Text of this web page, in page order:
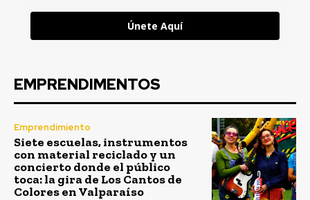
Únete Aquí
EMPRENDIMENTOS
Emprendimiento
Siete escuelas, instrumentos
con material reciclado y un
concierto donde el público
toca: la gira de Los Cantos de
Colores en Valparaíso